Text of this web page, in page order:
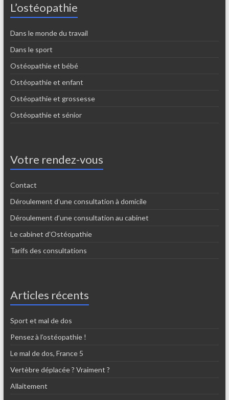
L’ostéopathie
Dans le monde du travail
Dans le sport
Ostéopathie et bébé
Ostéopathie et enfant
Ostéopathie et grossesse
Ostéopathie et sénior
Votre rendez-vous
Contact
Déroulement d’une consultation à domicile
Déroulement d’une consultation au cabinet
Le cabinet d’Ostéopathie
Tarifs des consultations
Articles récents
Sport et mal de dos
Pensez à l’ostéopathie !
Le mal de dos, France 5
Vertèbre déplacée ? Vraiment ?
Allaitement